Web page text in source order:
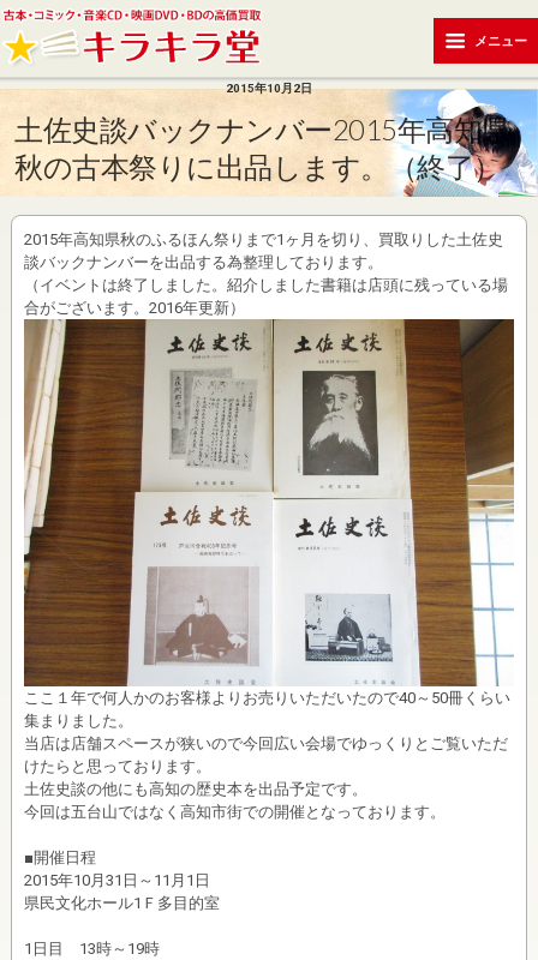
メニュー
2015年10月2日
土佐史談バックナンバー2015年高知県
秋の古本祭りに出品します。（終了）
2015年高知県秋のふるほん祭りまで1ヶ月を切り、買取りした土佐史
談バックナンバーを出品する為整理しております。
（イベントは終了しました。紹介しました書籍は店頭に残っている場
合がございます。2016年更新）
ここ１年で何人かのお客様よりお売りいただいたので40～50冊くらい
集まりました。
当店は店舗スペースが狭いので今回広い会場でゆっくりとご覧いただ
けたらと思っております。
土佐史談の他にも高知の歴史本を出品予定です。
今回は五台山ではなく高知市街での開催となっております。
■開催日程
2015年10月31日～11月1日
県民文化ホール1Ｆ多目的室
1日目 13時～19時